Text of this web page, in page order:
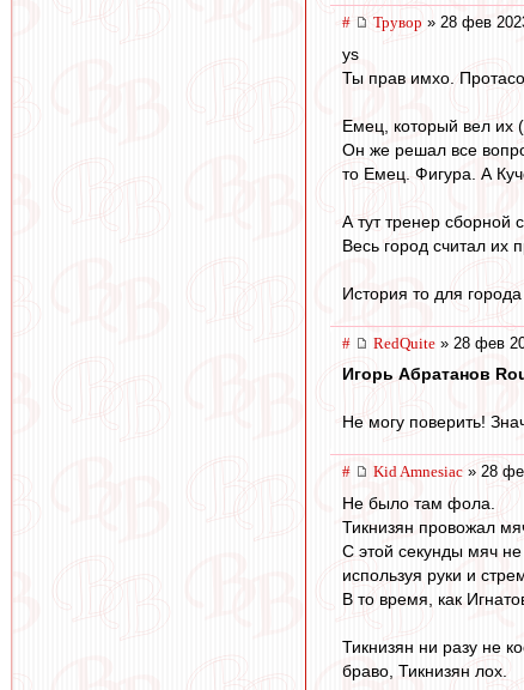
# Трувор » 28 фев
ys
Ты прав имхо.
Емец, который вел их
Он же решал все
то Емец. Фигура. А
А тут тренер сборной
Весь город считал их
История то для
# RedQuite » 28 фев
Игорь Абратанов
Не могу поверить!
# Kid Amnesiac » 28
Не было там фола.
Тикнизян провожал
С этой секунды мяч
используя руки и
В то время, как
Тикнизян ни разу не
браво, Тикнизян лох.